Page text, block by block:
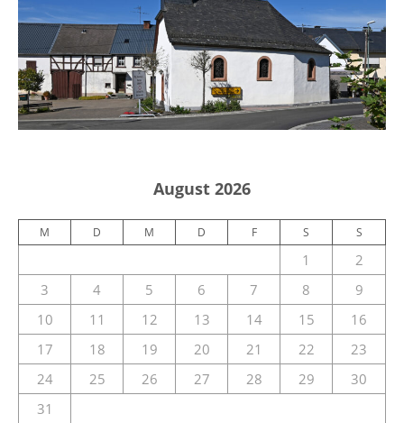
August 2026
M D M D F S S
1
2
3
4 5 6 7 8
9
10
11 12 13 14 15
16
17
18 19 20 21 22
23
24
25 26 27 28 29
30
31